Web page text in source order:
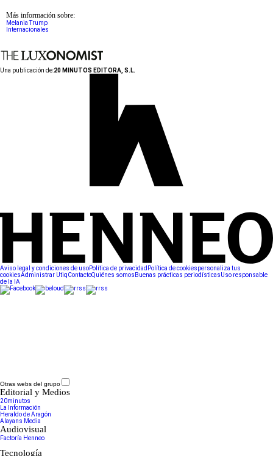
Más información sobre:
Melania Trump
Internacionales
Una publicación de:20 MINUTOS EDITORA, S.L.
Aviso legal y condiciones de usoPolítica de privacidad Política de cookiespersonaliza tus
cookiesAdministrar UtiqContactoQuiénes somos Buenas prácticas periodísticasUso responsable
de la IA
Otras webs del grupo
Editorial y Medios
20minutos
La Información
Heraldo de Aragón
Alayans Media
Audiovisual
Factoría Henneo
Tecnología